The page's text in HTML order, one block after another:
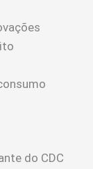
do CDC